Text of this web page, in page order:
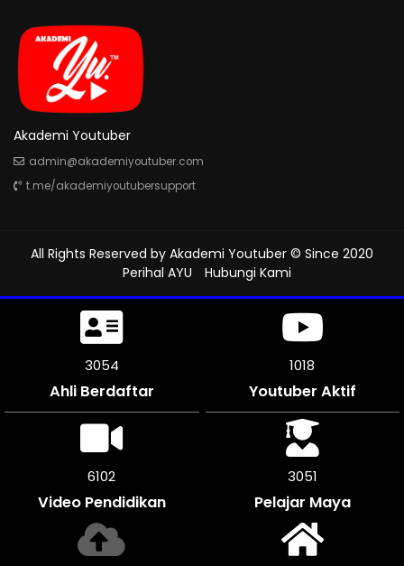
Akademi Youtuber
admin@akademiyoutuber.com
t.me/akademiyoutubersupport
All Rights Reserved by Akademi Youtuber © Since 2020
Perihal AYU
Hubungi Kami
3543
Ahli Berdaftar
1181
Youtuber Aktif
7080
Video Pendidikan
3540
Pelajar Maya